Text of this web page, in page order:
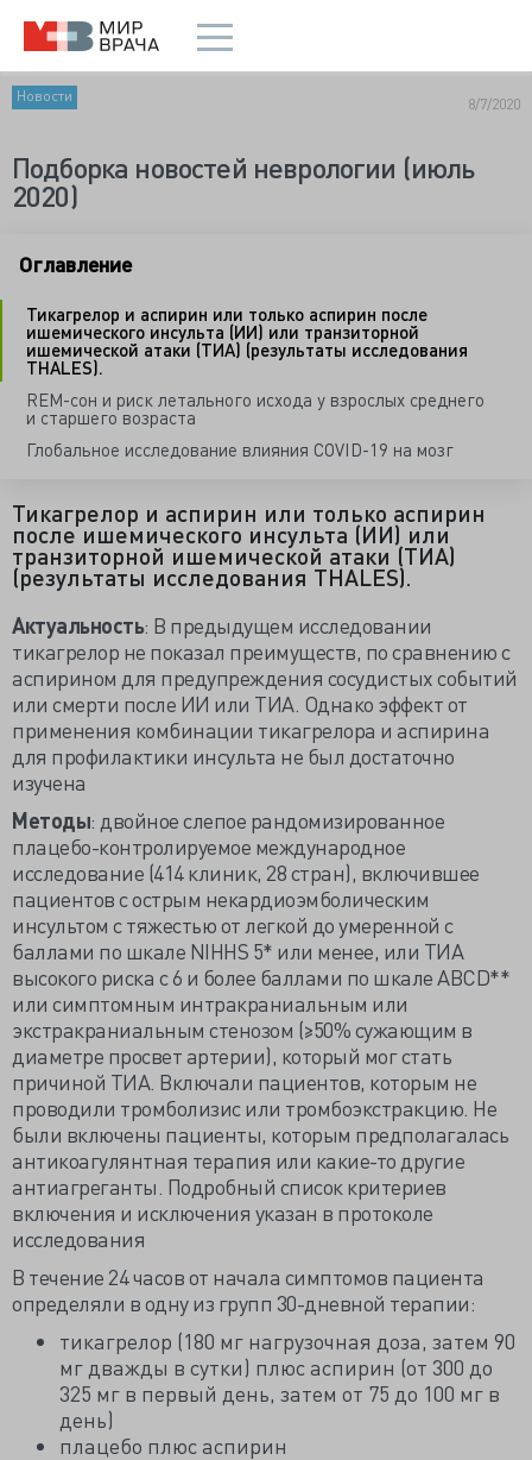
Новости 8/7/2020
Подборка новостей неврологии (июль
2020)
Оглавление
Тикагрелор и аспирин или только аспирин после
ишемического инсульта (ИИ) или транзиторной
ишемической атаки (ТИА) (результаты исследования
THALES).
REM-сон и риск летального исхода у взрослых среднего
и старшего возраста
Глобальное исследование влияния COVID-19 на мозг
Тикагрелор и аспирин или только аспирин
после ишемического инсульта (ИИ) или
транзиторной ишемической атаки (ТИА)
(результаты исследования THALES).
Актуальность: В предыдущем исследовании
тикагрелор не показал преимуществ, по сравнению с
аспирином для предупреждения сосудистых событий
или смерти после ИИ или ТИА. Однако эффект от
применения комбинации тикагрелора и аспирина
для профилактики инсульта не был достаточно
изучена
Методы: двойное слепое рандомизированное
плацебо-контролируемое международное
исследование (414 клиник, 28 стран), включившее
пациентов с острым некардиоэмболическим
инсультом с тяжестью от легкой до умеренной с
баллами по шкале NIHHS 5* или менее, или ТИА
высокого риска с 6 и более баллами по шкале ABCD**
или симптомным интракраниальным или
экстракраниальным стенозом (≥50% сужающим в
диаметре просвет артерии), который мог стать
причиной ТИА. Включали пациентов, которым не
проводили тромболизис или тромбоэкстракцию. Не
были включены пациенты, которым предполагалась
антикоагулянтная терапия или какие-то другие
антиагреганты. Подробный список критериев
включения и исключения указан в протоколе
исследования
В течение 24 часов от начала симптомов пациента
определяли в одну из групп 30-дневной терапии:
тикагрелор (180 мг нагрузочная доза, затем 90
мг дважды в сутки) плюс аспирин (от 300 до
325 мг в первый день, затем от 75 до 100 мг в
день)
плацебо плюс аспирин